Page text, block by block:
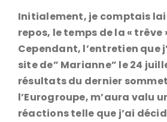
Initialement, je comptais
repos, le temps de la « trêve
Cependant, l’entretien que
site de” Marianne” le 24
résultats du dernier
l’Eurogroupe, m’aura valu
réactions telle que j’ai